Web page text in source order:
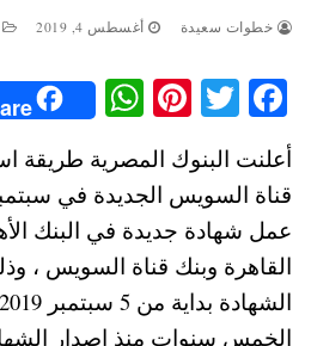
خطوات سعيدة أغسطس 4, 2019
Fa
ce
bo
ok
T
wi
tte
r
Pi
er
es
t
W
ha
ts
A
pp
أعلنت البنوك المصرية طريقة
عمل شهادة جديدة في البنك
القاهرة وبنك قناة السويس ،
الخمس سنوات منذ اصدار